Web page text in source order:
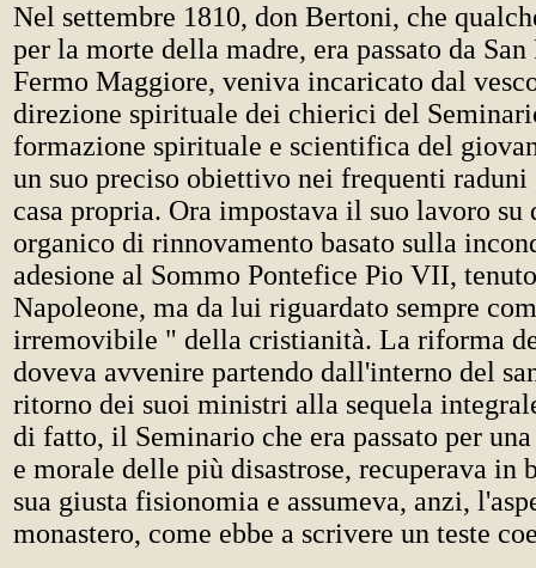
Nel settembre 1810, don Bertoni, che
per la morte della madre, era passato da San
Fermo Maggiore, veniva incaricato dal
direzione spirituale dei chierici del
formazione spirituale e scientifica del
un suo preciso obiettivo nei frequenti raduni
casa propria. Ora impostava il suo lavoro
organico di rinnovamento basato sulla
adesione al Sommo Pontefice Pio VII,
Napoleone, ma da lui riguardato sempre
irremovibile " della cristianità. La riforma
doveva avvenire partendo dall'interno del
ritorno dei suoi ministri alla sequela
di fatto, il Seminario che era passato per
e morale delle più disastrose, recuperava in
sua giusta fisionomia e assumeva, anzi,
monastero, come ebbe a scrivere un teste